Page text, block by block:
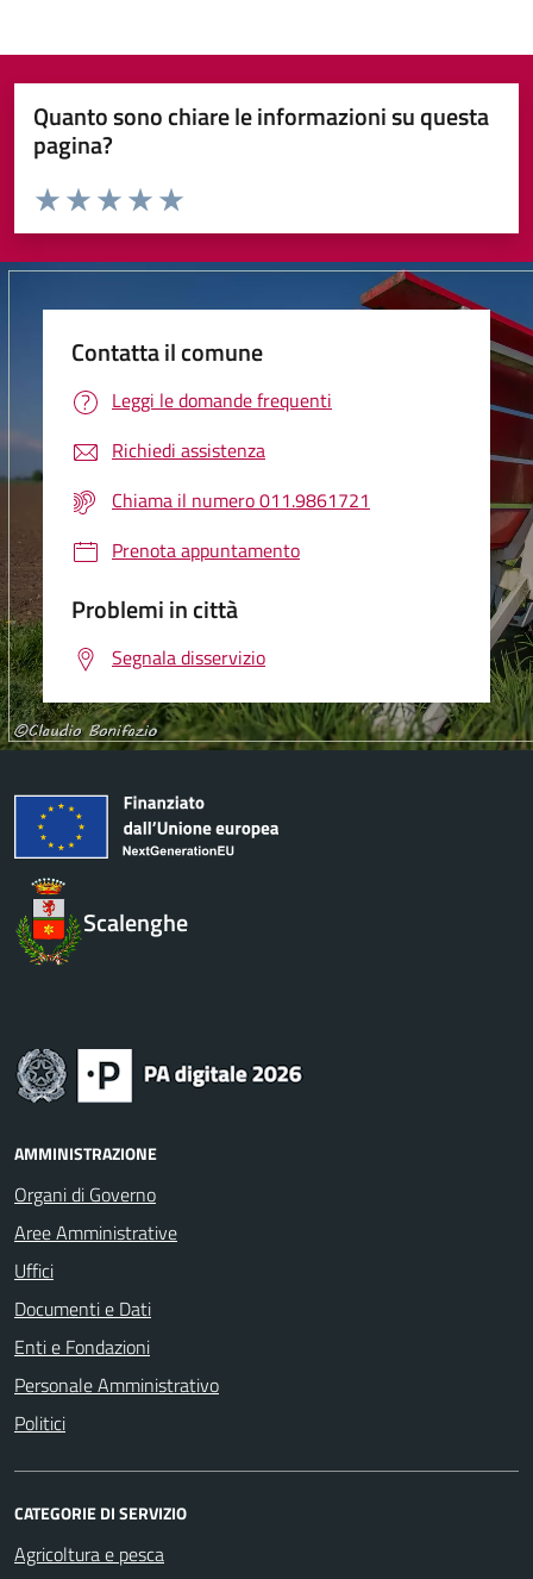
Quanto sono chiare le informazioni su questa
pagina?
Valuta da 1 a 5 stelle la pagina
Valuta 5 stelle su 5
Valuta 4 stelle su 5
Valuta 3 stelle su 5
Valuta 2 stelle su 5
Valuta 1 stelle su 5
Contatta il comune
Leggi le domande frequenti
Richiedi assistenza
Chiama il numero 011.9861721
Prenota appuntamento
Problemi in città
Segnala disservizio
Scalenghe
AMMINISTRAZIONE
Organi di Governo
Aree Amministrative
Uffici
Documenti e Dati
Enti e Fondazioni
Personale Amministrativo
Politici
CATEGORIE DI SERVIZIO
Agricoltura e pesca